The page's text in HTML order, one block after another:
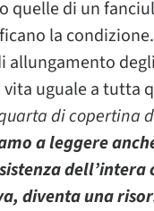
quelle di un
la
allungamento
vita uguale a tutta
di copertina
a leggere
diventa una